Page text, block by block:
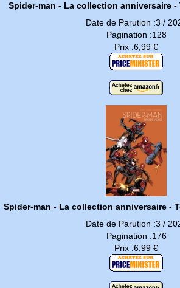
Spider-man - La collection anniversaire -
Date de Parution :3 /
Pagination :128
Prix :6,99 €
Spider-man - La collection anniversaire -
Date de Parution :3 /
Pagination :176
Prix :6,99 €